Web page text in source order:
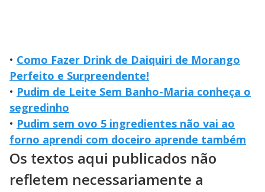
• Como Fazer Drink de Daiquiri de Morango
Perfeito e Surpreendente!
• Pudim de Leite Sem Banho-Maria conheça o
segredinho
• Pudim sem ovo 5 ingredientes não vai ao
forno aprendi com doceiro aprende também
Os textos aqui publicados não
refletem necessariamente a